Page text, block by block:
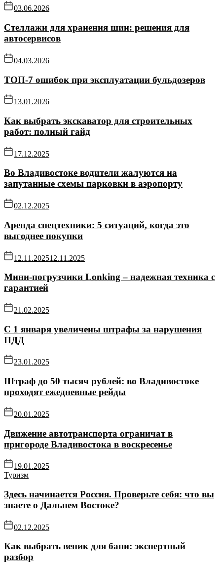
03.06.2026
Стеллажи для хранения шин: решения для
автосервисов
04.03.2026
ТОП-7 ошибок при эксплуатации бульдозеров
13.01.2026
Как выбрать экскаватор для строительных
работ: полный гайд
17.12.2025
Во Владивостоке водители жалуются на
запутанные схемы парковки в аэропорту
02.12.2025
Аренда спецтехники: 5 ситуаций, когда это
выгоднее покупки
12.11.202512.11.2025
Мини-погрузчики Lonking – надежная техника с
гарантией
21.02.2025
С 1 января увеличены штрафы за нарушения
ПДД
23.01.2025
Штраф до 50 тысяч рублей: во Владивостоке
проходят ежедневные рейды
20.01.2025
Движение автотранспорта ограничат в
пригороде Владивостока в воскресенье
19.01.2025
Туризм
Здесь начинается Россия. Проверьте себя: что вы
знаете о Дальнем Востоке?
02.12.2025
Как выбрать веник для бани: экспертный
разбор